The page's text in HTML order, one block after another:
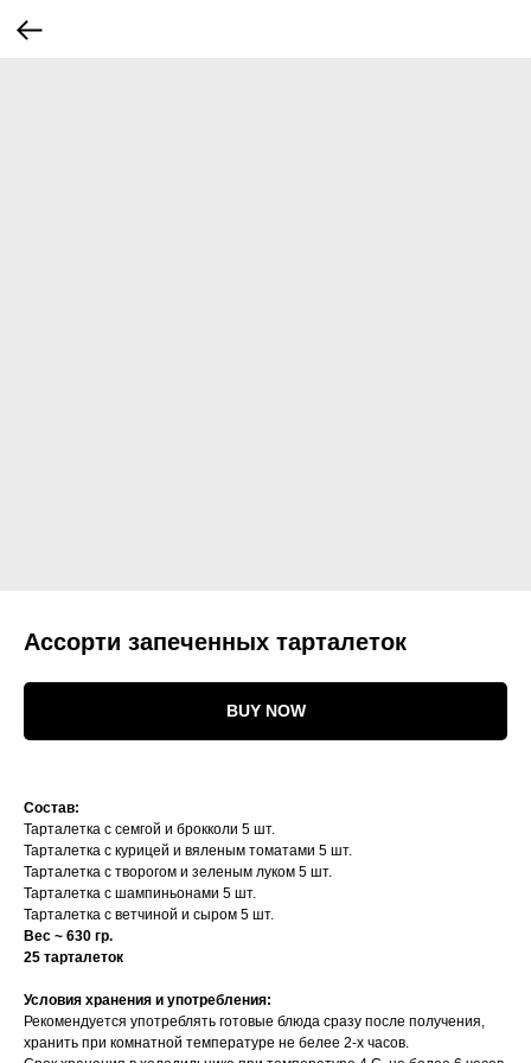
Ассорти запеченных тарталеток
BUY NOW
Состав:
Тарталетка с семгой и брокколи 5 шт.
Тарталетка с курицей и вяленым томатами 5 шт.
Тарталетка с творогом и зеленым луком 5 шт.
Тарталетка с шампиньонами 5 шт.
Тарталетка с ветчиной и сыром 5 шт.
Вес ~ 630 гр.
25 тарталеток
Условия хранения и употребления:
Рекомендуется употреблять готовые блюда сразу после получения,
хранить при комнатной температуре не белее 2-х часов.